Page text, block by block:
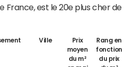
France, est le 20e plus cher de
Ville
Prix
moyen
du m²
Rang en
fonction
du prix